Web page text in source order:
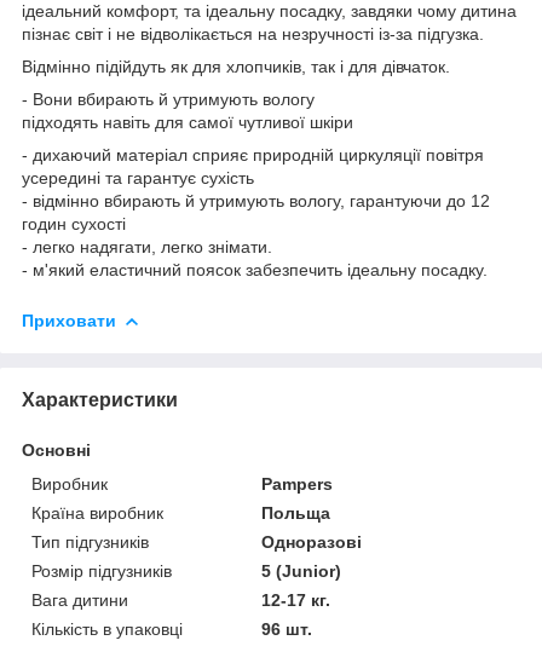
ідеальний комфорт, та ідеальну посадку, завдяки чому дитина
пізнає світ і не відволікається на незручності із-за підгузка.
Відмінно підійдуть як для хлопчиків, так і для дівчаток.
- Вони вбирають й утримують вологу
підходять навіть для самої чутливої шкіри
- дихаючий матеріал сприяє природній циркуляції повітря
усередині та гарантує сухість
- відмінно вбирають й утримують вологу, гарантуючи до 12
годин сухості
- легко надягати, легко знімати.
- м'який еластичний поясок забезпечить ідеальну посадку.
Приховати
Характеристики
Основні
Виробник
Pampers
Країна виробник
Польща
Тип підгузників
Одноразові
Розмір підгузників
5 (Junior)
Вага дитини
12-17 кг.
Кількість в упаковці
96 шт.